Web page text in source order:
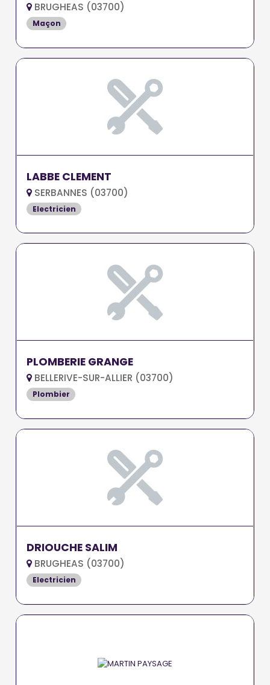
BRUGHEAS (03700)
Maçon
LABBE CLEMENT
SERBANNES (03700)
Electricien
PLOMBERIE GRANGE
BELLERIVE-SUR-ALLIER (03700)
Plombier
DRIOUCHE SALIM
BRUGHEAS (03700)
Electricien